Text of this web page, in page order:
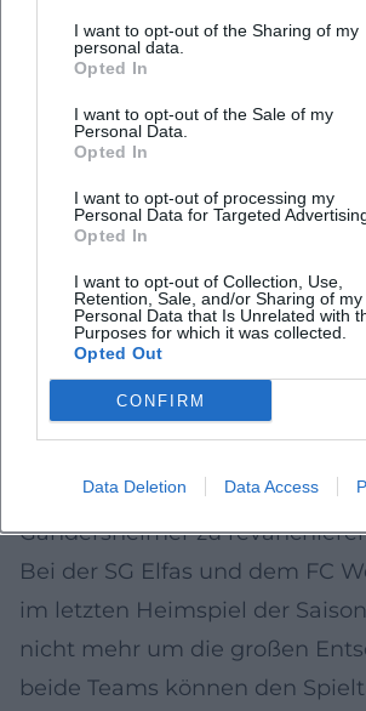
I want to opt-out of the Sharing of my
personal data.
Opted In
I want to opt-out of the Sale of my
Personal Data.
Opted In
I want to opt-out of processing my
Personal Data for Targeted
Opted In
I want to opt-out of Collection, Use,
Retention, Sale, and/or Sharing of my
Personal Data that Is Unrelated with
Purposes for which it was collected.
Opted Out
CONFIRM
Data Deletion Data Access
unsere Freunde aus Ellensen
Sportlich kommt für die SG ein
Programm hinzu: Nach dem
steht am Sonntag bereits das
Hinspiel endete 2:2.
Heimspielabschluss, Elfas und
großen Druck
Zum Heimspielabschluss trifft
Moringen auf GW Bad
Wunsch mit, sich für das
Gandersheimer zu
Bei der SG Elfas und dem FC
im letzten Heimspiel der
nicht mehr um die großen
beide Teams können den